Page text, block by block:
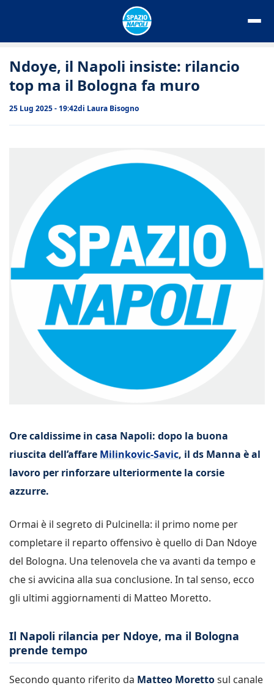
Ndoye, il Napoli insiste: rilancio
top ma il Bologna fa muro
25 Lug 2025 - 19:42di Laura Bisogno
Ore caldissime in casa Napoli: dopo la buona
riuscita dell’affare Milinkovic-Savic, il ds Manna è al
lavoro per rinforzare ulteriormente la corsie
azzurre.
Ormai è il segreto di Pulcinella: il primo nome per
completare il reparto offensivo è quello di Dan Ndoye
del Bologna. Una telenovela che va avanti da tempo e
che si avvicina alla sua conclusione. In tal senso, ecco
gli ultimi aggiornamenti di Matteo Moretto.
Il Napoli rilancia per Ndoye, ma il Bologna
prende tempo
Secondo quanto riferito da Matteo Morettosul canale